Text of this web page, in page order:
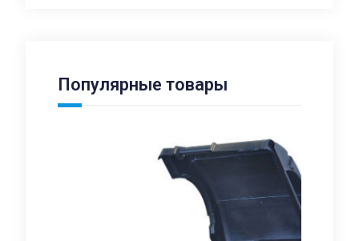
Популярные товары